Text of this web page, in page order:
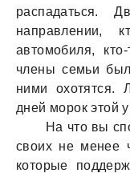
распадаться.
направлении,
автомобиля,
члены семьи
ними охотятся.
дней морок этой
На что вы
своих не менее
которые